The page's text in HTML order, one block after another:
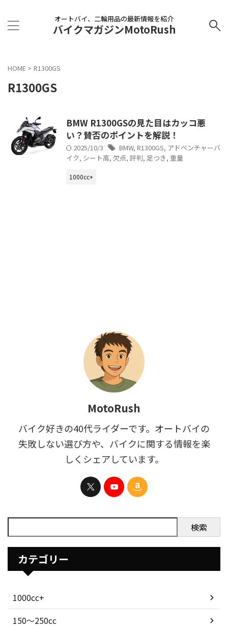
オートバイ、二輪用品の最新情報を紹介
バイクマガジンMotoRush
HOME > R1300GS
R1300GS
BMW R1300GSの見た目はカッコ悪
い？賛否のポイントを解説！
2025/10/3 BMW, R1300GS, アドベンチャーバ
イク, シート高, 欠点, 評判, 足つき, 重量
1000cc+
MotoRush
バイク好きの40代ライダーです。オートバイの
失敗しない選び方や、バイクに関する情報を楽
しくシェアしています。
検索
カテゴリー
1000cc+
150〜250cc